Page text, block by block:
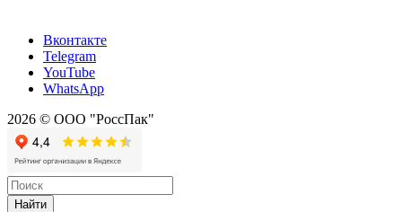
Вконтакте
Telegram
YouTube
WhatsApp
2026 © ООО "РоссПак"
Найти